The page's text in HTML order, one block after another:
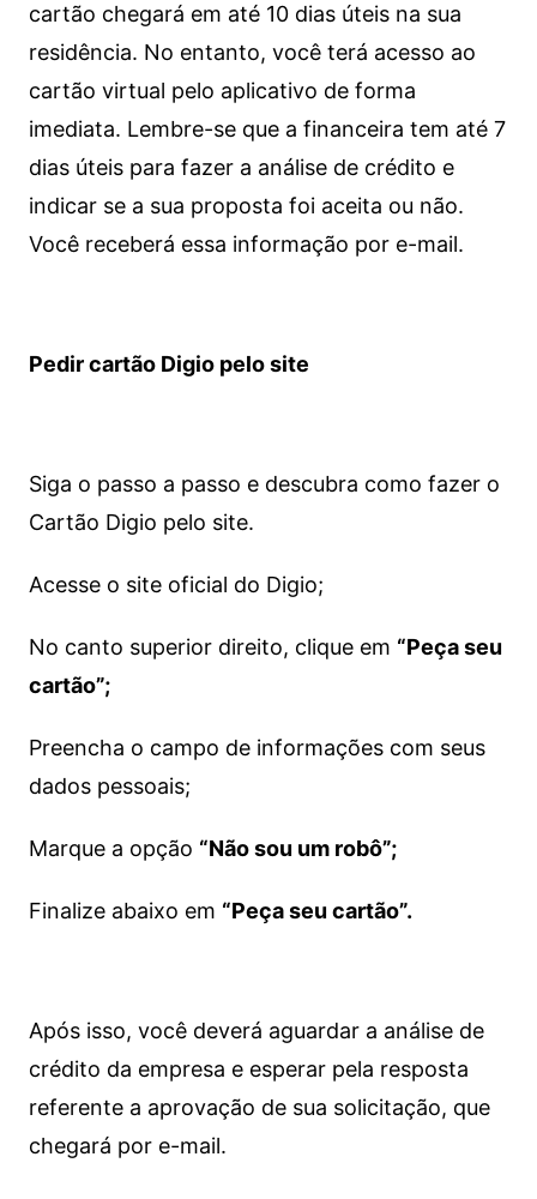
cartão chegará em até 10 dias úteis na sua
residência. No entanto, você terá acesso ao
cartão virtual pelo aplicativo de forma
imediata. Lembre-se que a financeira tem até 7
dias úteis para fazer a análise de crédito e
indicar se a sua proposta foi aceita ou não.
Você receberá essa informação por e-mail.
Pedir cartão Digio pelo site
Siga o passo a passo e descubra como fazer o
Cartão Digio pelo site.
Acesse o site oficial do Digio;
No canto superior direito, clique em “Peça seu
cartão”;
Preencha o campo de informações com seus
dados pessoais;
Marque a opção “Não sou um robô”;
Finalize abaixo em “Peça seu cartão”.
Após isso, você deverá aguardar a análise de
crédito da empresa e esperar pela resposta
referente a aprovação de sua solicitação, que
chegará por e-mail.